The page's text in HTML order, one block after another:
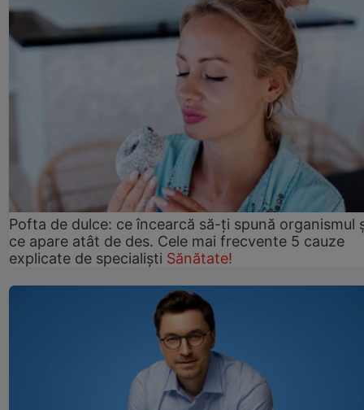
Pofta de dulce: ce încearcă să-ți spună organismul
ce apare atât de des. Cele mai frecvente 5 cauze
explicate de specialiști Sănătate!